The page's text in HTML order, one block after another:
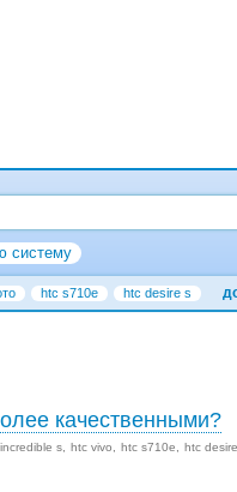
систему
htc s710e htc desire s
качественными?
s htc vivo htc s710e
htc